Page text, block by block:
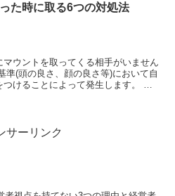
た時に取る6つの対処法
ウントを取ってくる相手がいません
けることによって発生します。 こ
サーリンク